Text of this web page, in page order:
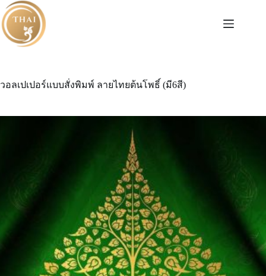
Skip
to
content
วอลเปเปอร์แบบสั่งพิมพ์ ลายไทยต้นโพธิ์ (มี6สี)